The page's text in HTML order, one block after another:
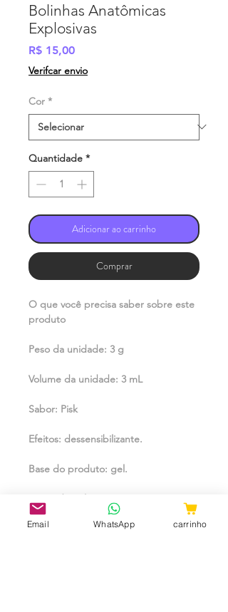
Bolinhas Anatômicas
Explosivas
R$ 15,00Preço
Verifcar envio
Cor *
Quantidade *
Adicionar ao carrinho
Comprar
O que você precisa saber sobre este
produto
Peso da unidade: 3 g
Volume da unidade: 3 mL
Sabor: Pisk
Efeitos: dessensibilizante.
Base do produto: gel.
Zonas de aplicação: íntima
ara: Elas e Eles |
Email WhatsApp carrinho